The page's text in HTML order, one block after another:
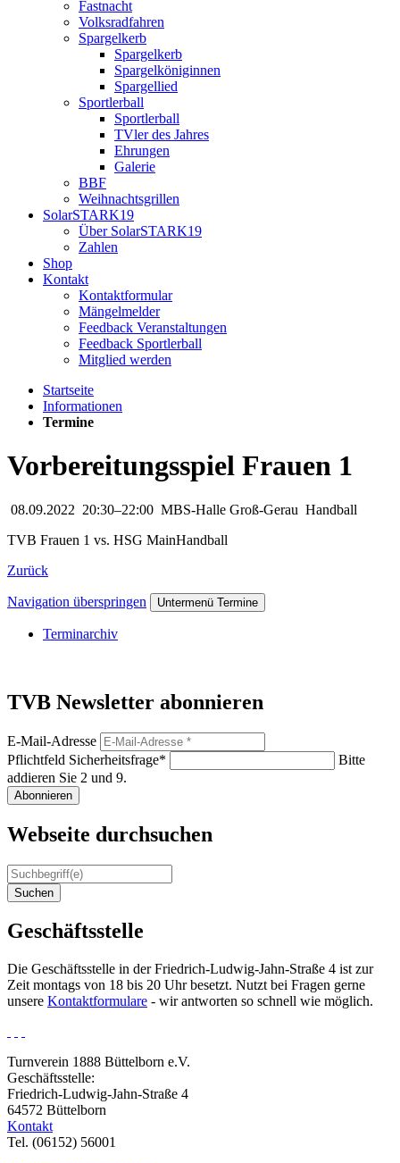
Fastnacht
Volksradfahren
Spargelkerb
Spargelkerb
Spargelköniginnen
Spargellied
Sportlerball
Sportlerball
TVler des Jahres
Ehrungen
Galerie
BBF
Weihnachtsgrillen
SolarSTARK19
Über SolarSTARK19
Zahlen
Shop
Kontakt
Kontaktformular
Mängelmelder
Feedback Veranstaltungen
Feedback Sportlerball
Mitglied werden
Startseite
Informationen
Termine
Vorbereitungsspiel Frauen 1
08.09.2022 20:30–22:00 MBS-Halle Groß-Gerau Handball
TVB Frauen 1 vs. HSG MainHandball
Zurück
Navigation überspringen Untermenü Termine
Terminarchiv
TVB Newsletter abonnieren
E-Mail-Adresse
Pflichtfeld Sicherheitsfrage*
Bitte
addieren Sie 2 und 9.
Abonnieren
Webseite durchsuchen
Suchen
Geschäftsstelle
Die Geschäftsstelle in der Friedrich-Ludwig-Jahn-Straße 4 ist zur
Zeit montags von 18 bis 20 Uhr besetzt. Nutzt bei Fragen gerne
unsere Kontaktformulare - wir antworten so schnell wie möglich.
Turnverein 1888 Büttelborn e.V.
Geschäftsstelle:
Friedrich-Ludwig-Jahn-Straße 4
64572 Büttelborn
Kontakt
Tel. (06152) 56001